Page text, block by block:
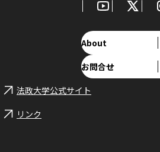
About
お問合せ
法政大学公式サイト
リンク